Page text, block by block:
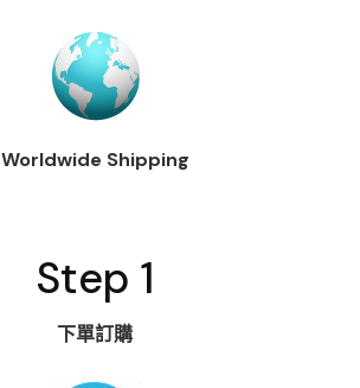
Worldwide Shipping
Step 1
下單訂購